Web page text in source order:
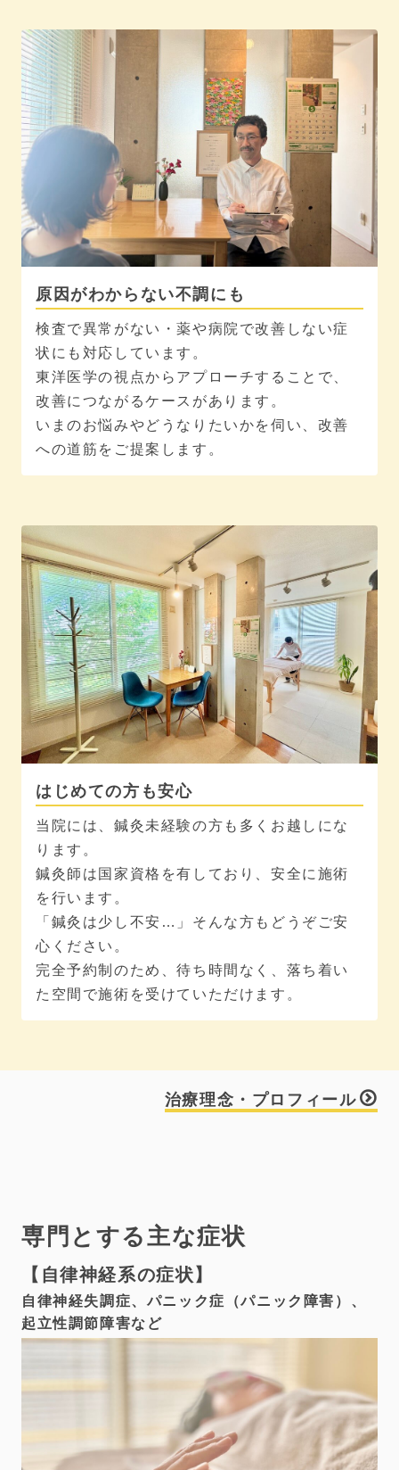
原因がわからない不調にも
検査で異常がない・薬や病院で改善しない症
状にも対応しています。
東洋医学の視点からアプローチすることで、
改善につながるケースがあります。
いまのお悩みやどうなりたいかを伺い、改善
への道筋をご提案します。
はじめての方も安心
当院には、鍼灸未経験の方も多くお越しにな
ります。
鍼灸師は国家資格を有しており、安全に施術
を行います。
「鍼灸は少し不安…」そんな方もどうぞご安
心ください。
完全予約制のため、待ち時間なく、落ち着い
た空間で施術を受けていただけます。
治療理念・プロフィール
専門とする主な症状
自律神経系の症状
自律神経失調症、パニック症（パニック障害）、
起立性調節障害など